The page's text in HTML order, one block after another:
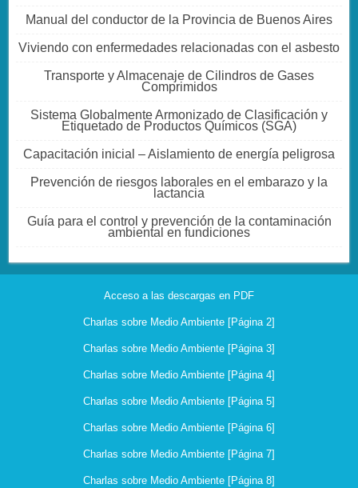
Manual del conductor de la Provincia de Buenos Aires
Viviendo con enfermedades relacionadas con el asbesto
Transporte y Almacenaje de Cilindros de Gases
Comprimidos
Sistema Globalmente Armonizado de Clasificación y
Etiquetado de Productos Químicos (SGA)
Capacitación inicial – Aislamiento de energía peligrosa
Prevención de riesgos laborales en el embarazo y la
lactancia
Guía para el control y prevención de la contaminación
ambiental en fundiciones
Acceso a las descargas en PDF
Charlas sobre Medio Ambiente [Página 2]
Charlas sobre Medio Ambiente [Página 3]
Charlas sobre Medio Ambiente [Página 4]
Charlas sobre Medio Ambiente [Página 5]
Charlas sobre Medio Ambiente [Página 6]
Charlas sobre Medio Ambiente [Página 7]
Charlas sobre Medio Ambiente [Página 8]